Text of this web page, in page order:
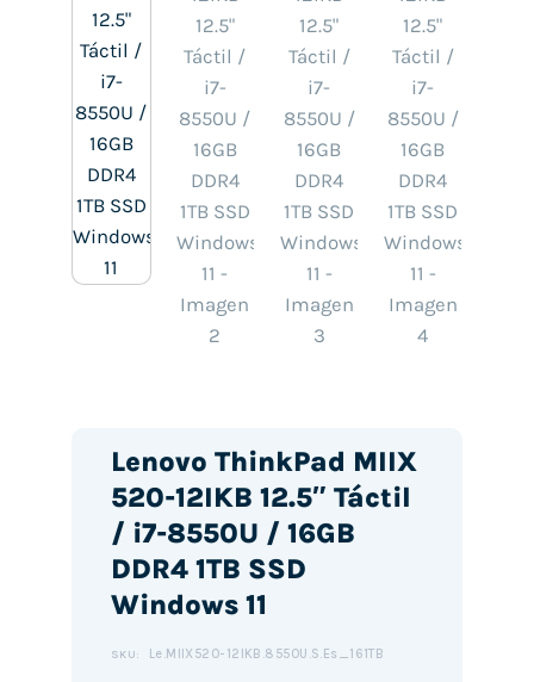
Lenovo ThinkPad MIIX
520-12IKB 12.5″ Táctil
/ i7-8550U / 16GB
DDR4 1TB SSD
Windows 11
SKU: Le.MIIX520-12IKB.8550U.S.Es_161TB